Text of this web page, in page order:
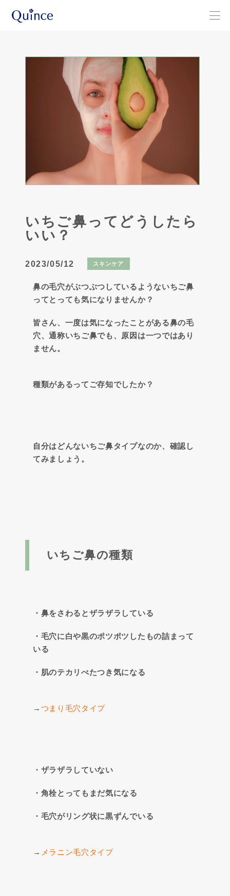
いちご鼻ってどうしたら
いい？
2023/05/12 スキンケア
鼻の毛穴がぶつぶつしているようないちご鼻
ってとっても気になりませんか？
皆さん、一度は気になったことがある鼻の毛
穴、通称いちご鼻でも、原因は一つではあり
ません。
種類があるってご存知でしたか？
自分はどんないちご鼻タイプなのか、確認し
てみましょう。
いちご鼻の種類
・鼻をさわるとザラザラしている
・毛穴に白や黒のポツポツしたもの詰まって
いる
・肌のテカリべたつき気になる
→ つまり毛穴タイプ
・ザラザラしていない
・角栓とってもまだ気になる
・毛穴がリング状に黒ずんでいる
→ メラニン毛穴タイプ